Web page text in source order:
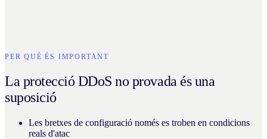
PER QUÈ ÉS IMPORTANT
La protecció DDoS no provada és una
suposició
Les bretxes de configuració només es troben en condicions
reals d'atac